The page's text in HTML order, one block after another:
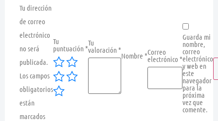
Tu dirección
de correo
electrónico
no será
publicada.
Los campos
obligatorios
están
marcados
Tu
puntuación *
Tu
valoración *
Nombre *Correo
electrónico *
Guarda mi
nombre,
correo
electrónico
y web en
este
navegador
para la
próxima
vez que
comente.